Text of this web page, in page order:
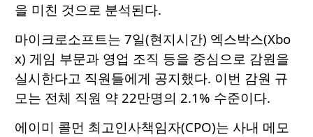
을 미친 것으로 분석된다.
마이크로소프트는 7일(현지시간) 엑스박스(Xbo
x) 게임 부문과 영업 조직 등을 중심으로 감원을
실시한다고 직원들에게 공지했다. 이번 감원 규
모는 전체 직원 약 22만명의 2.1% 수준이다.
에이미 콜먼 최고인사책임자(CPO)는 사내 메모